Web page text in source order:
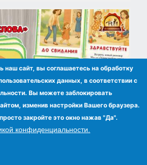
наш сайт, вы соглашаетесь на обработку
данных, в соответствии с
Вы можете заблокировать
изменив настройки Вашего браузера.
закройте это окно нажав "Да".
конфиденциальности.